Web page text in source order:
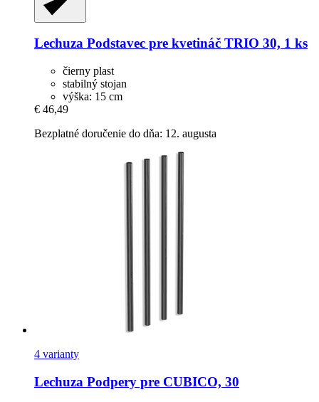
Lechuza Podstavec pre kvetináč TRIO 30, 1 ks
čierny plast
stabilný stojan
výška: 15 cm
€ 46,49
Bezplatné doručenie do dňa: 12. augusta
4 varianty
Lechuza Podpery pre CUBICO, 30